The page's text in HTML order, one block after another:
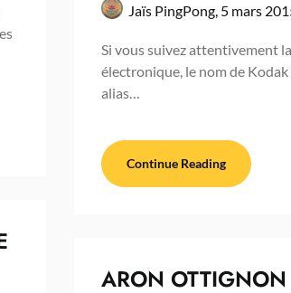
Jaïs PingPong, 5 mars
Si vous suivez attentivement
électronique, le nom de Kodak
alias…
Continue Reading
ARON OTTIGNON